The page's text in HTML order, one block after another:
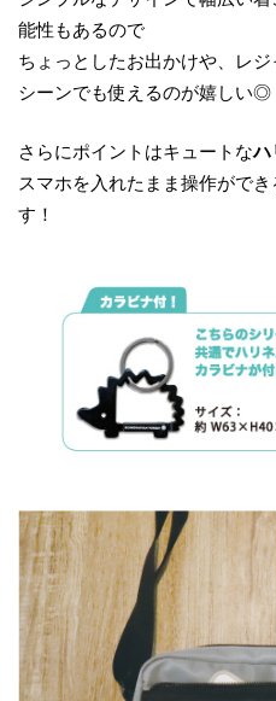
能性もあるので
ちょっとしたお出かけや、レ
シーンでも使えるのが嬉しい◎
さらにポイントはキュートなハ
スマホを入れたまま操作がで
す！